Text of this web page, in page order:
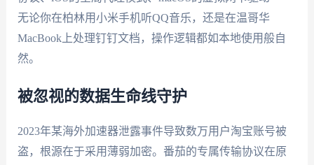
无论你在柏林用小米手机听QQ音乐，还是在温哥华
MacBook上处理钉钉文档，操作逻辑都如本地使用般自
然。
被忽视的数据生命线守护
2023年某海外加速器泄露事件导致数万用户淘宝账号被
盗，根源在于采用薄弱加密。番茄的专属传输协议在原